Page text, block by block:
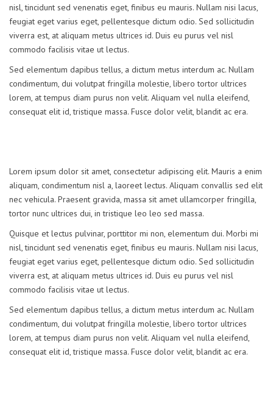
nisl, tincidunt sed venenatis eget, finibus eu mauris. Nullam nisi lacus,
feugiat eget varius eget, pellentesque dictum odio. Sed sollicitudin
viverra est, at aliquam metus ultrices id. Duis eu purus vel nisl
commodo facilisis vitae ut lectus.
Sed elementum dapibus tellus, a dictum metus interdum ac. Nullam
condimentum, dui volutpat fringilla molestie, libero tortor ultrices
lorem, at tempus diam purus non velit. Aliquam vel nulla eleifend,
consequat elit id, tristique massa. Fusce dolor velit, blandit ac era.
Lorem ipsum dolor sit amet, consectetur adipiscing elit. Mauris a enim
aliquam, condimentum nisl a, laoreet lectus. Aliquam convallis sed elit
nec vehicula. Praesent gravida, massa sit amet ullamcorper fringilla,
tortor nunc ultrices dui, in tristique leo leo sed massa.
Quisque et lectus pulvinar, porttitor mi non, elementum dui. Morbi mi
nisl, tincidunt sed venenatis eget, finibus eu mauris. Nullam nisi lacus,
feugiat eget varius eget, pellentesque dictum odio. Sed sollicitudin
viverra est, at aliquam metus ultrices id. Duis eu purus vel nisl
commodo facilisis vitae ut lectus.
Sed elementum dapibus tellus, a dictum metus interdum ac. Nullam
condimentum, dui volutpat fringilla molestie, libero tortor ultrices
lorem, at tempus diam purus non velit. Aliquam vel nulla eleifend,
consequat elit id, tristique massa. Fusce dolor velit, blandit ac era.